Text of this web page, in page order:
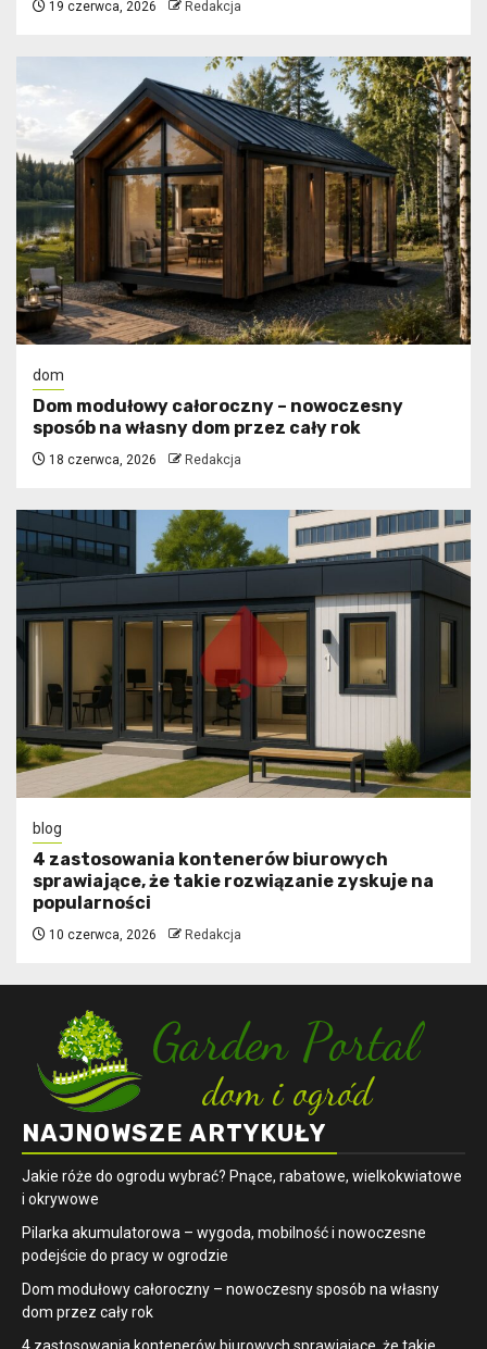
19 czerwca, 2026 Redakcja
dom
Dom modułowy całoroczny – nowoczesny
sposób na własny dom przez cały rok
18 czerwca, 2026 Redakcja
blog
4 zastosowania kontenerów biurowych
sprawiające, że takie rozwiązanie zyskuje na
popularności
10 czerwca, 2026 Redakcja
NAJNOWSZE ARTYKUŁY
Jakie róże do ogrodu wybrać? Pnące, rabatowe, wielkokwiatowe
i okrywowe
Pilarka akumulatorowa – wygoda, mobilność i nowoczesne
podejście do pracy w ogrodzie
Dom modułowy całoroczny – nowoczesny sposób na własny
dom przez cały rok